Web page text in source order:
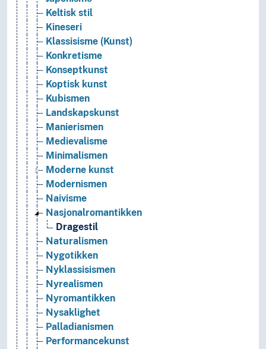
Keltisk stil
Kineseri
Klassisisme (Kunst)
Konkretisme
Konseptkunst
Koptisk kunst
Kubismen
Landskapskunst
Manierismen
Medievalisme
Minimalismen
Moderne kunst
Modernismen
Naivisme
Nasjonalromantikken
Dragestil
Naturalismen
Nygotikken
Nyklassisismen
Nyrealismen
Nyromantikken
Nysaklighet
Palladianismen
Performancekunst